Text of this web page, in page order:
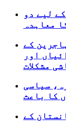
لیے دو
معاہدہ
کے
اور
مشکلات
سیاسی
کا باعث
کے